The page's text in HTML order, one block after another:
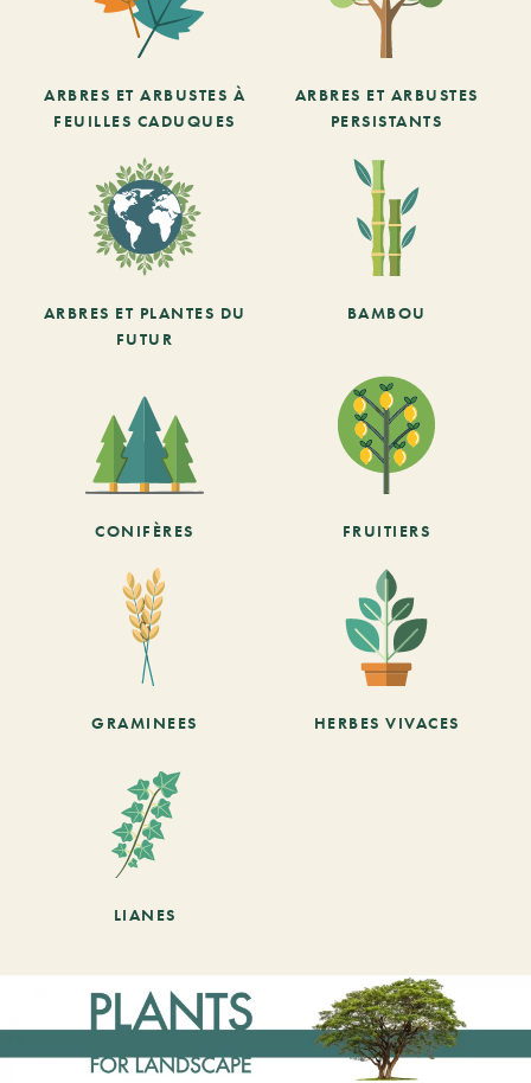
ARBRES ET ARBUSTES À
FEUILLES CADUQUES
ARBRES ET ARBUSTES
PERSISTANTS
ARBRES ET PLANTES DU
FUTUR
BAMBOU
CONIFÈRES FRUITIERS
GRAMINEES HERBES VIVACES
LIANES